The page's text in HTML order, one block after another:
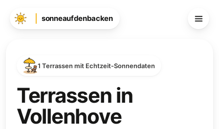
sonneaufdenbacken
1 Terrassen mit Echtzeit-Sonnendaten
Terrassen in
Vollenhove